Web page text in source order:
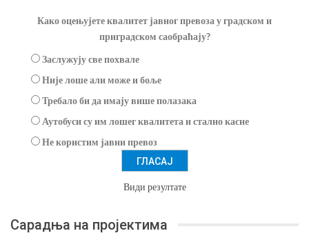
Како оцењујете квалитет јавног превоза у градском и
приградском саобраћају?
Заслужују све похвале
Није лоше али може и боље
Требало би да имају више полазака
Аутобуси су им лошег квалитета и стално касне
Не користим јавни превоз
Види резултате
Сарадња на пројектима